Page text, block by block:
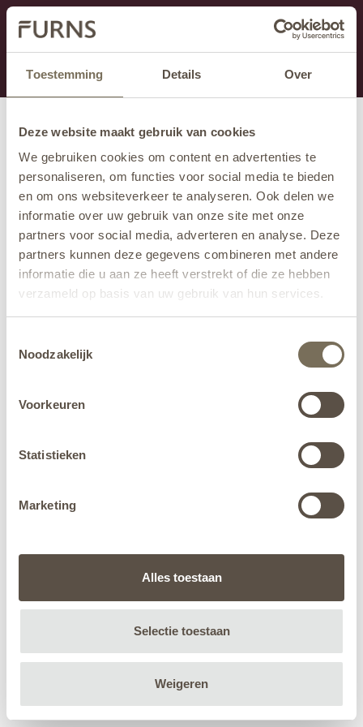
Toestemming Details Over
Deze website maakt gebruik van cookies
We gebruiken cookies om content en advertenties te
personaliseren, om functies voor social media te bieden
en om ons websiteverkeer te analyseren. Ook delen we
informatie over uw gebruik van onze site met onze
partners voor social media, adverteren en analyse. Deze
partners kunnen deze gegevens combineren met andere
informatie die u aan ze heeft verstrekt of die ze hebben
verzameld op basis van uw gebruik van hun services.
jehier.
Noodzakelijk
Voorkeuren
Statistieken
Marketing
Alles toestaan
Selectie toestaan
Weigeren
This section is currently under maintenance.
If you are missing information, you can call us at +31
413 745 423 or email us at info@furns.com